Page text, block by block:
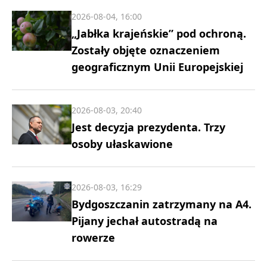
„Jabłka krajeńskie” pod ochroną.
Zostały objęte oznaczeniem
geograficznym Unii Europejskiej
2026-08-04, 16:00
Jest decyzja prezydenta. Trzy
osoby ułaskawione
2026-08-03, 20:40
Bydgoszczanin zatrzymany na A4.
Pijany jechał autostradą na
rowerze
2026-08-03, 16:29